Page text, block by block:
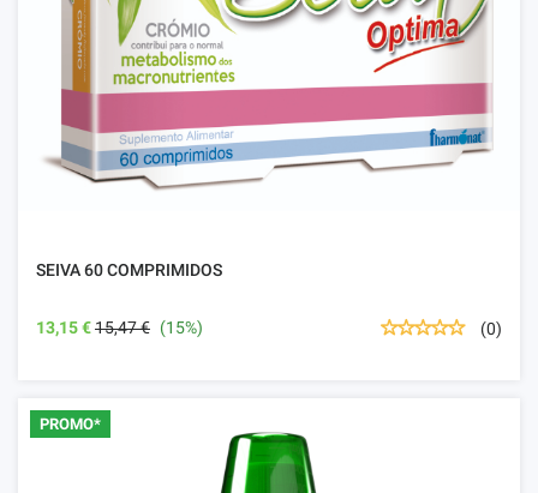
SEIVA 60 COMPRIMIDOS
13,15 €15,47 € (15%) (0)
PROMO*